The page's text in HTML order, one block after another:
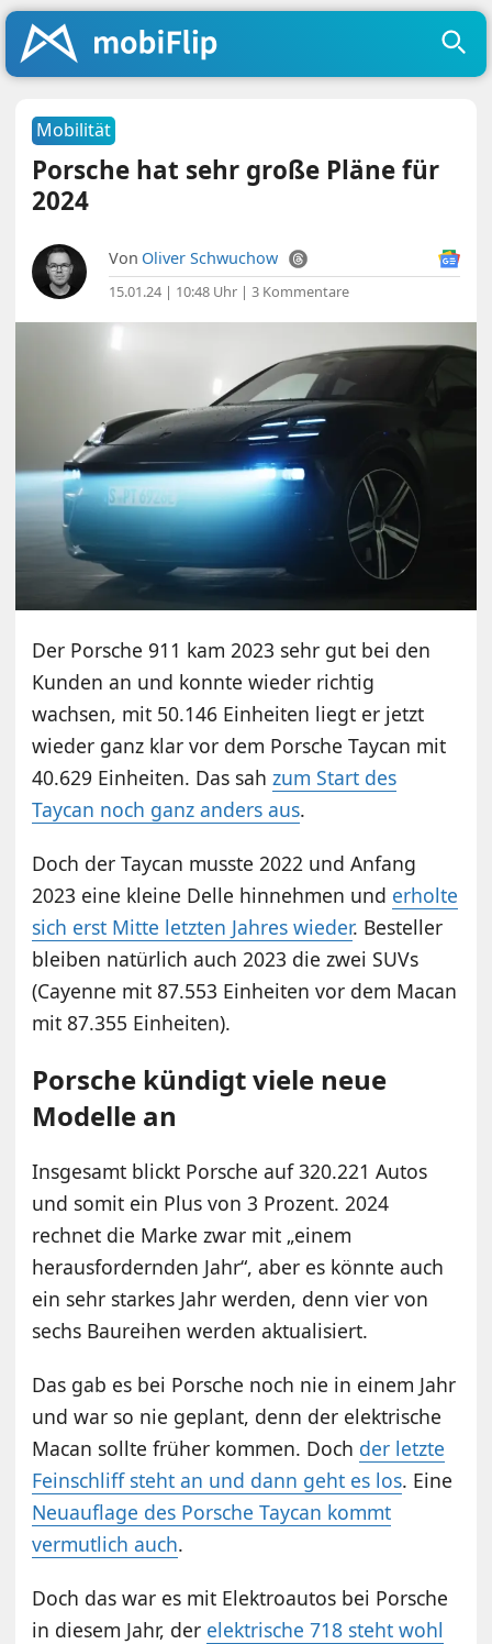
Mobilität
Porsche hat sehr große Pläne für
2024
Von Oliver Schwuchow
15.01.24 | 10:48 Uhr |3 Kommentare
Der Porsche 911 kam 2023 sehr gut bei den
Kunden an und konnte wieder richtig
wachsen, mit 50.146 Einheiten liegt er jetzt
wieder ganz klar vor dem Porsche Taycan mit
40.629 Einheiten. Das sahzum Start des
Taycan noch ganz anders aus.
Doch der Taycan musste 2022 und Anfang
2023 eine kleine Delle hinnehmen und erholte
sich erst Mitte letzten Jahres wieder. Besteller
bleiben natürlich auch 2023 die zwei SUVs
(Cayenne mit 87.553 Einheiten vor dem Macan
mit 87.355 Einheiten).
Porsche kündigt viele neue
Modelle an
Insgesamt blickt Porsche auf 320.221 Autos
und somit ein Plus von 3 Prozent. 2024
rechnet die Marke zwar mit „einem
herausfordernden Jahr“, aber es könnte auch
ein sehr starkes Jahr werden, denn vier von
sechs Baureihen werden aktualisiert.
Das gab es bei Porsche noch nie in einem Jahr
und war so nie geplant, denn der elektrische
Macan sollte früher kommen. Doch der letzte
Feinschliff steht an und dann geht es los. Eine
Neuauflage des Porsche Taycan kommt
vermutlich auch.
Doch das war es mit Elektroautos bei Porsche
in diesem Jahr, der elektrische 718 steht wohl